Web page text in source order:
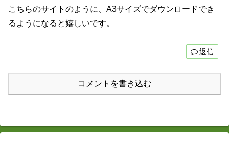
こちらのサイトのように、A3サイズでダウンロードでき
るようになると嬉しいです。
返信
コメントを書き込む